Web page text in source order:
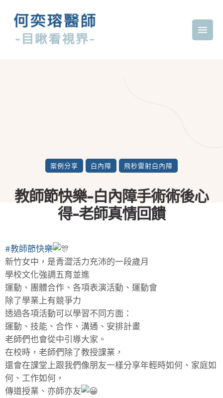
案例分享 白內障 飛秒雷射白內障
教師節快樂-白內障手術術後心
得-老師真情回饋
#教師節快樂
新竹女中，是青澀活力充沛的一段歲月
學校文化強調五育並進
運動、團體合作、各項表演活動、運動會
除了學業上有競爭力
透過各項活動可以學習不同方面：
運動、技能、合作、溝通、安排計畫
老師們也會從中引導大家。
在校時，老師們除了教授課業，
還會在課堂上跟我們像朋友一樣分享年輕時如何、家庭如
何、工作如何，
傳道授業、亦師亦友